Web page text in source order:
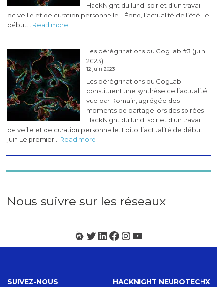
HackNight du lundi soir et d’un travail
de veille et de curation personnelle. Édito, l’actualité de l’été Le
début… Read more
pérégrinations
CogLab
#4
(juillet
2023)
Les pérégrinations du CogLab #3 (juin
2023)
12 juin 2023
Les pérégrinations du CogLab
constituent une synthèse de l’actualité
vue par Romain, agrégée des
moments de partage lors des soirées
HackNight du lundi soir et d’un travail
de veille et de curation personnelle. Édito, l’actualité de début
juin Le premier… Read more
pérégrinations
(juin
2023)
Nous suivre sur les réseaux
Meetup
Twitter
LinkedIn
Facebook
Instagram
YouTube
SUIVEZ-NOUS
HACKNIGHT NEUROTECHX